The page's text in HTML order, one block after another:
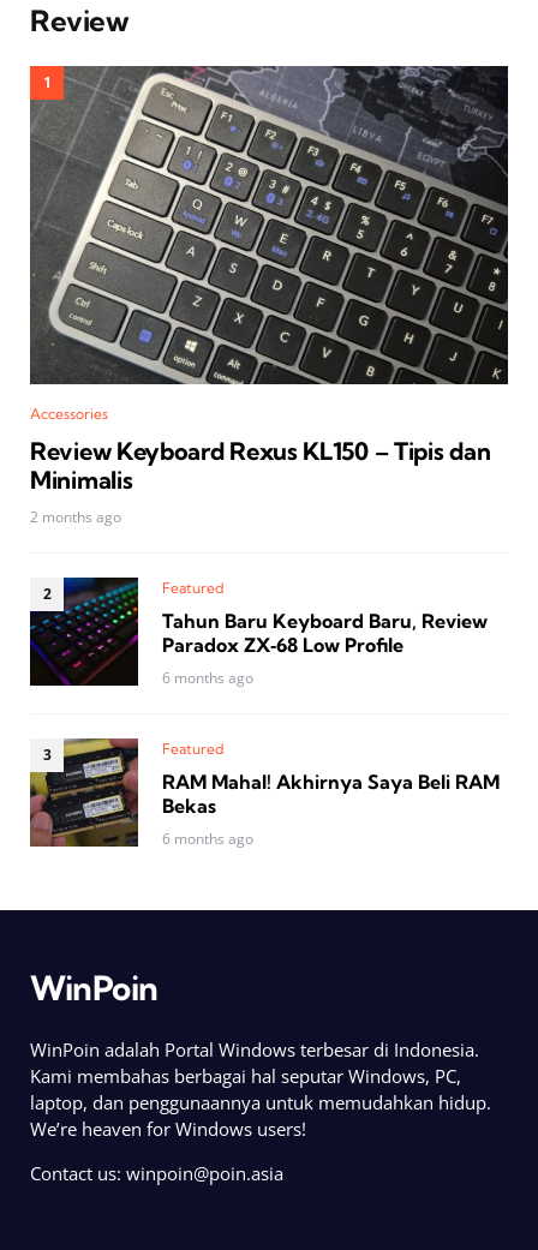
Review
Accessories
Review Keyboard Rexus KL150 – Tipis dan
Minimalis
2 months ago
Featured
Tahun Baru Keyboard Baru, Review
Paradox ZX‑68 Low Profile
6 months ago
Featured
RAM Mahal! Akhirnya Saya Beli RAM
Bekas
6 months ago
WinPoin
WinPoin adalah Portal Windows terbesar di Indonesia.
Kami membahas berbagai hal seputar Windows, PC,
laptop, dan penggunaannya untuk memudahkan hidup.
We’re heaven for Windows users!
Contact us: winpoin@poin.asia